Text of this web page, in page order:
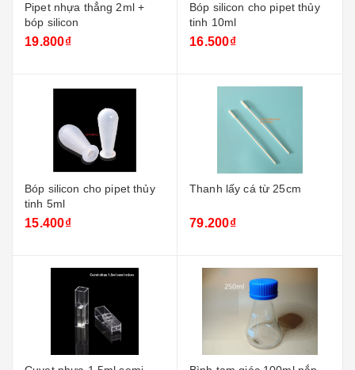
Pipet nhựa thẳng 2ml +
bóp silicon
19.800₫
Bóp silicon cho pipet thủy
tinh 10ml
16.500₫
Bóp silicon cho pipet thủy
tinh 5ml
15.400₫
Thanh lấy cá từ 25cm
79.200₫